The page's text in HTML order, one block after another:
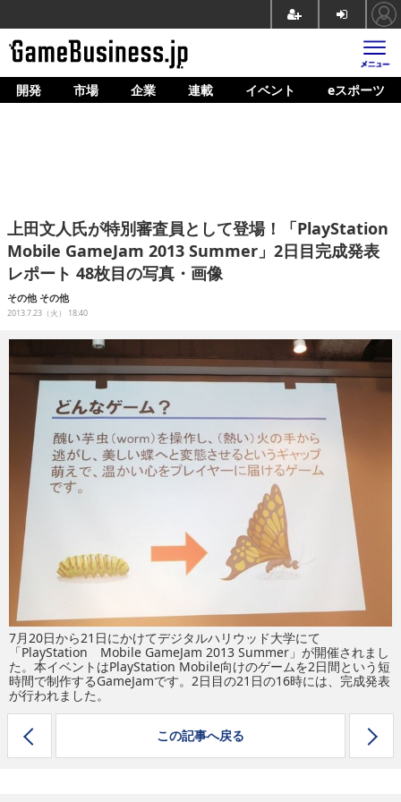
ホーム
企業動向
人材育成
産業政策
イベント/セミナー
eスポーツ
開発 市場 企業 連載 イベント eスポーツ
上田文人氏が特別審査員として登場！「PlayStation
Mobile GameJam 2013 Summer」2日目完成発表
レポート 48枚目の写真・画像
その他 その他
2013.7.23（火） 18:40
7月20日から21日にかけてデジタルハリウッド大学にて
「PlayStation Mobile GameJam 2013 Summer」が開催されまし
た。本イベントはPlayStation Mobile向けのゲームを2日間という短
時間で制作するGameJamです。2日目の21日の16時には、完成発表
が行われました。
この記事へ戻る